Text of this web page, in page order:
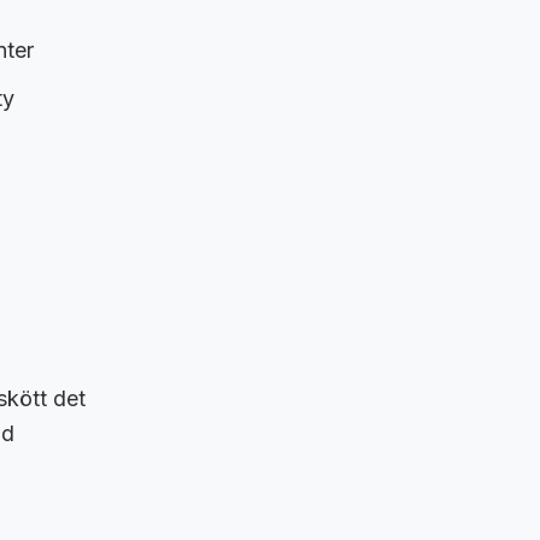
det